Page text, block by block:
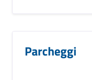
Parcheggi